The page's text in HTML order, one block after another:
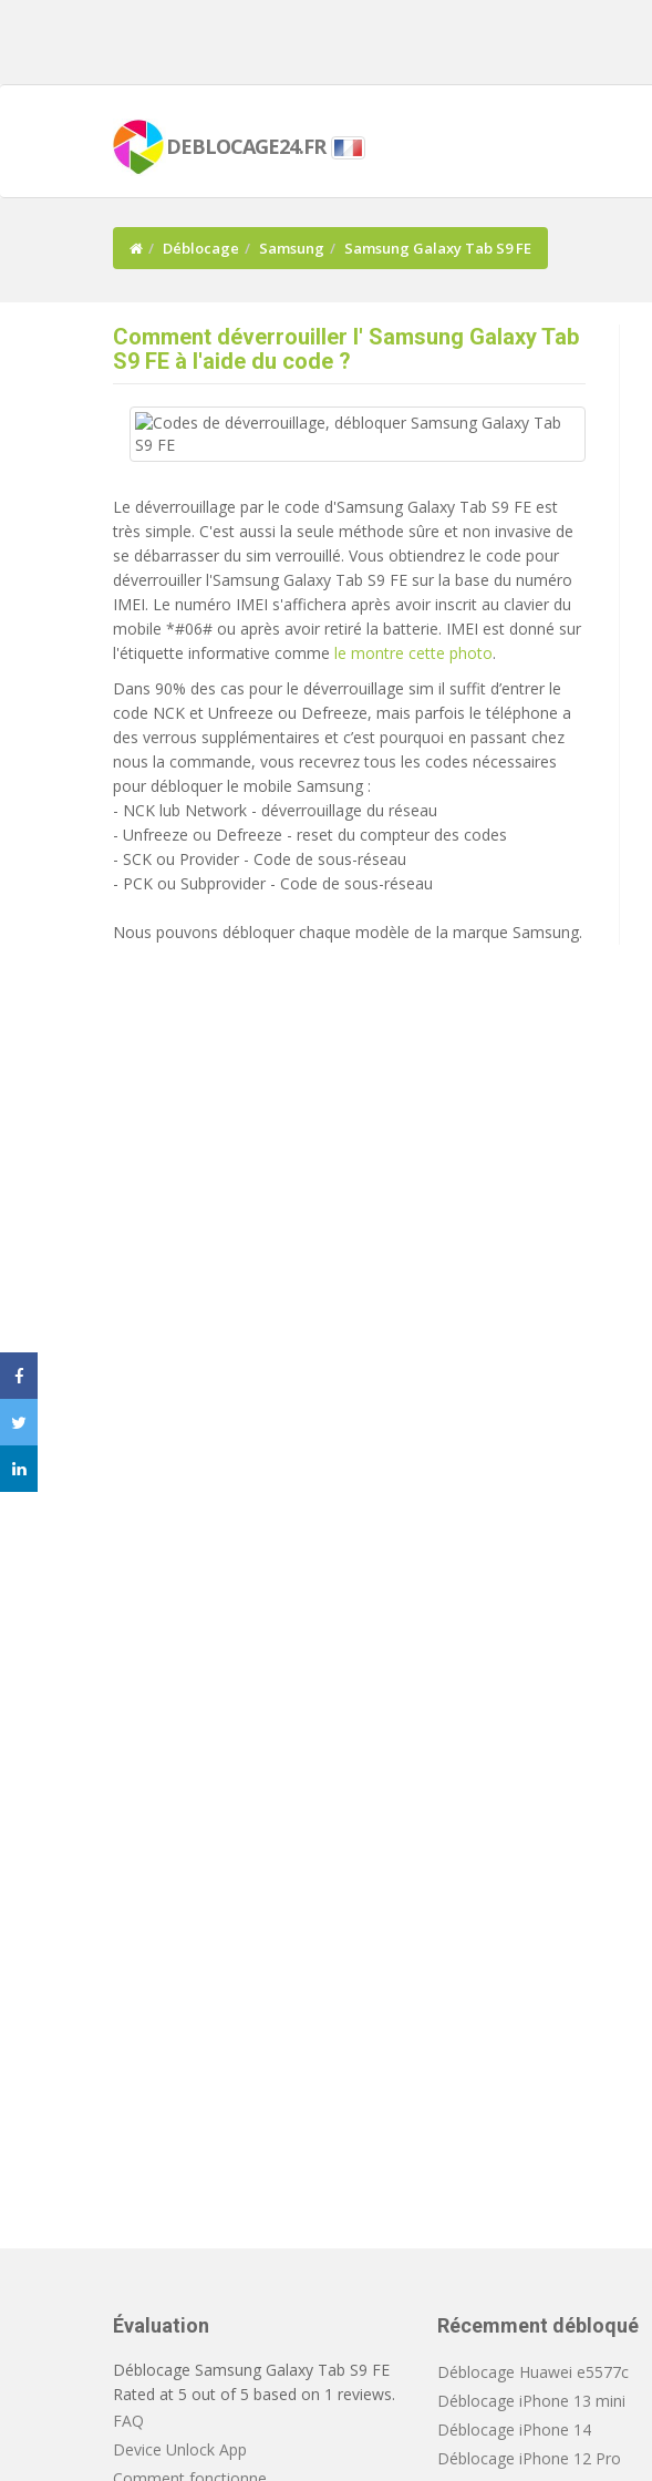
DEBLOCAGE24.FR
Déblocage Samsung Samsung Galaxy Tab S9 FE
Comment déverrouiller l' Samsung Galaxy Tab
S9 FE à l'aide du code ?
Le déverrouillage par le code d'Samsung Galaxy Tab S9 FE est
très simple. C'est aussi la seule méthode sûre et non invasive de
se débarrasser du sim verrouillé. Vous obtiendrez le code pour
déverrouiller l'Samsung Galaxy Tab S9 FE sur la base du numéro
IMEI. Le numéro IMEI s'affichera après avoir inscrit au clavier du
mobile *#06# ou après avoir retiré la batterie. IMEI est donné sur
l'étiquette informative comme le montre cette photo.
Dans 90% des cas pour le déverrouillage sim il suffit d’entrer le
code NCK et Unfreeze ou Defreeze, mais parfois le téléphone a
des verrous supplémentaires et c’est pourquoi en passant chez
nous la commande, vous recevrez tous les codes nécessaires
pour débloquer le mobile Samsung :
- NCK lub Network - déverrouillage du réseau
- Unfreeze ou Defreeze - reset du compteur des codes
- SCK ou Provider - Code de sous-réseau
- PCK ou Subprovider - Code de sous-réseau
Nous pouvons débloquer chaque modèle de la marque Samsung.
alles geklappt thx
- 2024-10-29 16:57:24
Évaluation
Déblocage Samsung Galaxy Tab S9 FE
Rated at 5 out of 5 based on 1 reviews.
FAQ
Device Unlock App
Récemment débloqué
Déblocage Huawei e5577c
Déblocage iPhone 13 mini
Déblocage iPhone 14
Déblocage iPhone 12 Pro